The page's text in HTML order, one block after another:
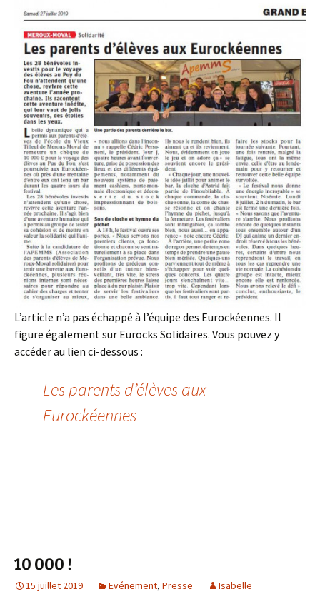
L’article n’a pas échappé à l’équipe des Eurockéennes. Il
figure également sur Eurocks Solidaires. Vous pouvez y
accéder au lien ci-dessous :
Les parents d’élèves aux
Eurockéennes
10 000 !
15 juillet 2019 Evénement, Presse Isabelle